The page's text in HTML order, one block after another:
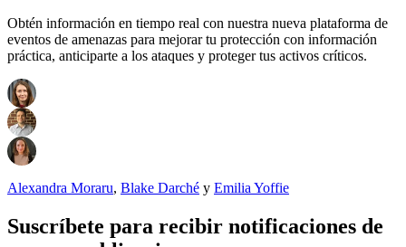
Obtén información en tiempo real con nuestra nueva plataforma de
eventos de amenazas para mejorar tu protección con información
práctica, anticiparte a los ataques y proteger tus activos críticos.
Alexandra Moraru, Blake Darché y Emilia Yoffie
Suscríbete para recibir notificaciones de